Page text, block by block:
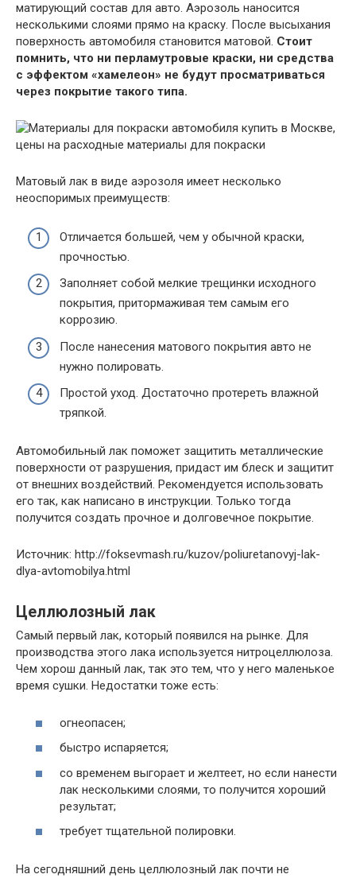
матирующий состав для авто. Аэрозоль наносится
несколькими слоями прямо на краску. После высыхания
поверхность автомобиля становится матовой. Стоит
помнить, что ни перламутровые краски, ни средства
с эффектом «хамелеон» не будут просматриваться
через покрытие такого типа.
Матовый лак в виде аэрозоля имеет несколько
неоспоримых преимуществ:
Отличается большей, чем у обычной краски,
прочностью.
Заполняет собой мелкие трещинки исходного
покрытия, притормаживая тем самым его
коррозию.
После нанесения матового покрытия авто не
нужно полировать.
Простой уход. Достаточно протереть влажной
тряпкой.
Автомобильный лак поможет защитить металлические
поверхности от разрушения, придаст им блеск и защитит
от внешних воздействий. Рекомендуется использовать
его так, как написано в инструкции. Только тогда
получится создать прочное и долговечное покрытие.
Источник: http://foksevmash.ru/kuzov/poliuretanovyj-lak-
dlya-avtomobilya.html
Целлюлозный лак
Самый первый лак, который появился на рынке. Для
производства этого лака используется нитроцеллюлоза.
Чем хорош данный лак, так это тем, что у него маленькое
время сушки. Недостатки тоже есть:
огнеопасен;
быстро испаряется;
со временем выгорает и желтеет, но если нанести
лак несколькими слоями, то получится хороший
результат;
требует тщательной полировки.
На сегодняшний день целлюлозный лак почти не